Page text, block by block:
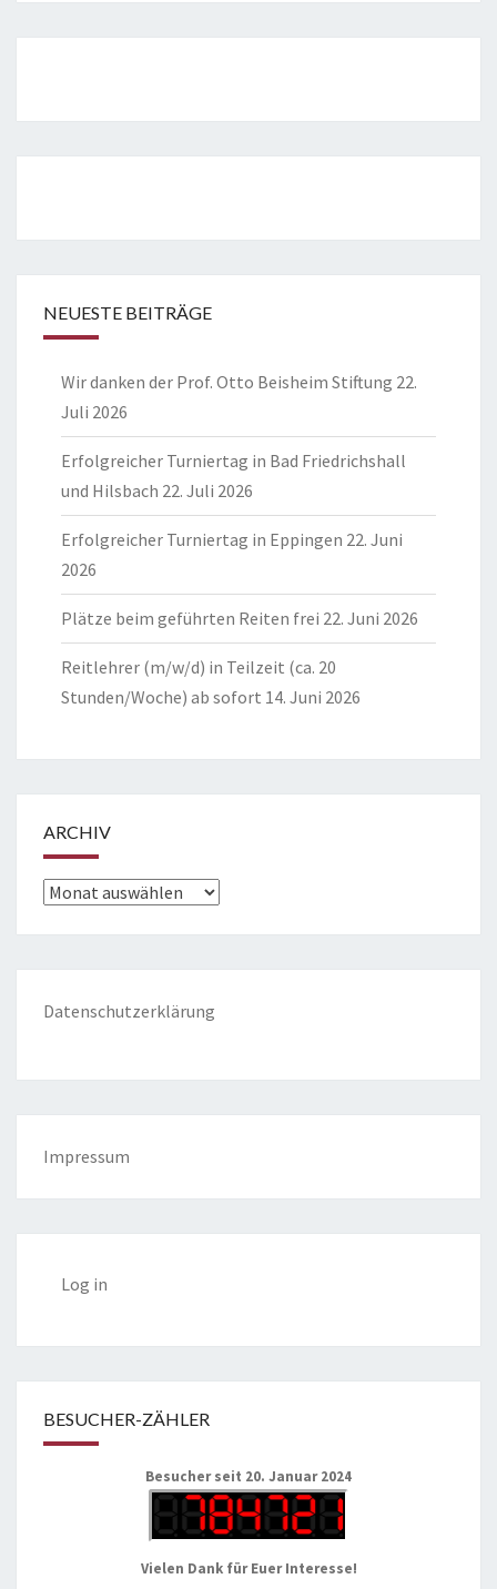
NEUESTE BEITRÄGE
Wir danken der Prof. Otto Beisheim Stiftung 22.
Juli 2026
Erfolgreicher Turniertag in Bad Friedrichshall
und Hilsbach 22. Juli 2026
Erfolgreicher Turniertag in Eppingen 22. Juni
2026
Plätze beim geführten Reiten frei 22. Juni 2026
Reitlehrer (m/w/d) in Teilzeit (ca. 20
Stunden/Woche) ab sofort 14. Juni 2026
ARCHIV
Archiv
Datenschutzerklärung
Impressum
Log in
BESUCHER-ZÄHLER
Besucher seit 20. Januar 2024
Vielen Dank für Euer Interesse!